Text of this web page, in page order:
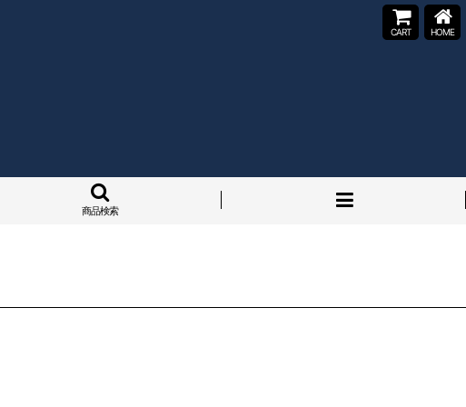
CART HOME
商品検索